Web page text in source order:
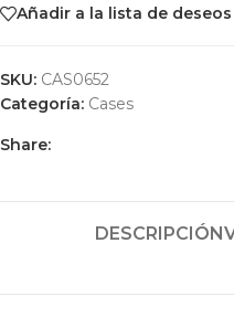
Añadir a la lista de deseos
SKU: CAS0652
Categoría: Cases
Share:
DESCRIPCIÓN